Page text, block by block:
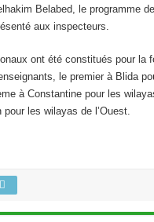
Belabed, le programme
aux inspecteurs.
ont été constitués pour la
le premier à Blida
à Constantine pour les
les wilayas de l’Ouest.